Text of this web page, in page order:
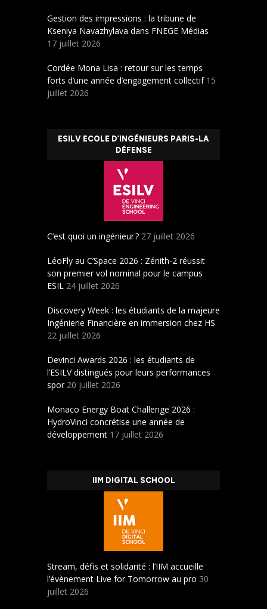
Gestion des impressions : la tribune de
Kseniya Navazhylava dans FNEGE Médias
17 juillet 2026
Cordée Mona Lisa : retour sur les temps
forts d’une année d’engagement collectif 15
juillet 2026
ESILV ECOLE D’INGÉNIEURS PARIS-LA
DÉFENSE
C’est quoi un ingénieur ? 27 juillet 2026
LéoFly au C’Space 2026 : Zénith-2 réussit
son premier vol nominal pour le campus
ESIL 24 juillet 2026
Discovery Week : les étudiants de la majeure
Ingénierie Financière en immersion chez HS
22 juillet 2026
Devinci Awards 2026 : les étudiants de
l’ESILV distingués pour leurs performances
spor 20 juillet 2026
Monaco Energy Boat Challenge 2026 :
HydroVinci concrétise une année de
développement 17 juillet 2026
IIM DIGITAL SCHOOL
Stream, défis et solidarité : l’IIM accueille
l’évènement Live for Tomorrow au pro 30
juillet 2026